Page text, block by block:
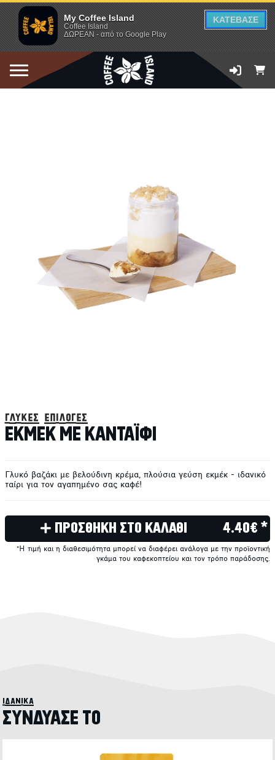
My Coffee Island
Coffee Island
ΔΩΡΕΑΝ - από το Google Play
ΚΑΤΕΒΑΣΕ
γλυκές επιλογές
ΕΚΜΕΚ ΜΕ ΚΑΝΤΑΪΦΙ
Γλυκό βαζάκι με βελούδινη κρέμα, πλούσια γεύση εκμέκ - ιδανικό
ταίρι για τον αγαπημένο σας καφέ!
ΠΡΟΣΘΗΚΗ ΣΤΟ ΚΑΛΑΘΙ 4.40€ *
*Η τιμή και η διαθεσιμότητα μπορεί να διαφέρει ανάλογα με την προϊοντική
γκάμα του καφεκοπτείου και τον τρόπο παράδοσης.
ιδανικά
ΣΥΝΔΥΑΣΕ ΤΟ